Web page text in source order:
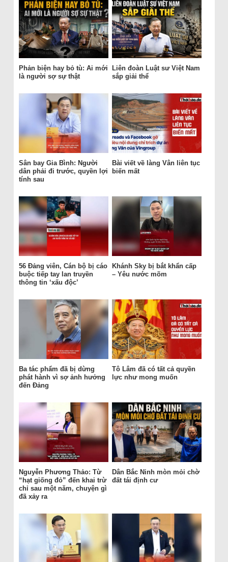
Phản biện hay bỏ tù: Ai mới
là người sợ sự thật
Liên đoàn Luật sư Việt Nam
sắp giải thể
Sân bay Gia Bình: Người
dân phải đi trước, quyền lợi
tính sau
Bài viết về làng Vân liên tục
biến mất
56 Đảng viên, Cán bộ bị cáo
buộc tiếp tay lan truyền
thông tin ‘xấu độc’
Khánh Sky bị bắt khẩn cấp
– Yêu nước mõm
Ba tác phẩm đã bị dừng
phát hành vì sợ ảnh hưởng
đến Đảng
Tô Lâm đã có tất cả quyền
lực như mong muốn
Nguyễn Phương Thảo: Từ
“hạt giống đỏ” đến khai trừ
chỉ sau một năm, chuyện gì
đã xảy ra
Dân Bắc Ninh mòn mỏi chờ
đất tái định cư